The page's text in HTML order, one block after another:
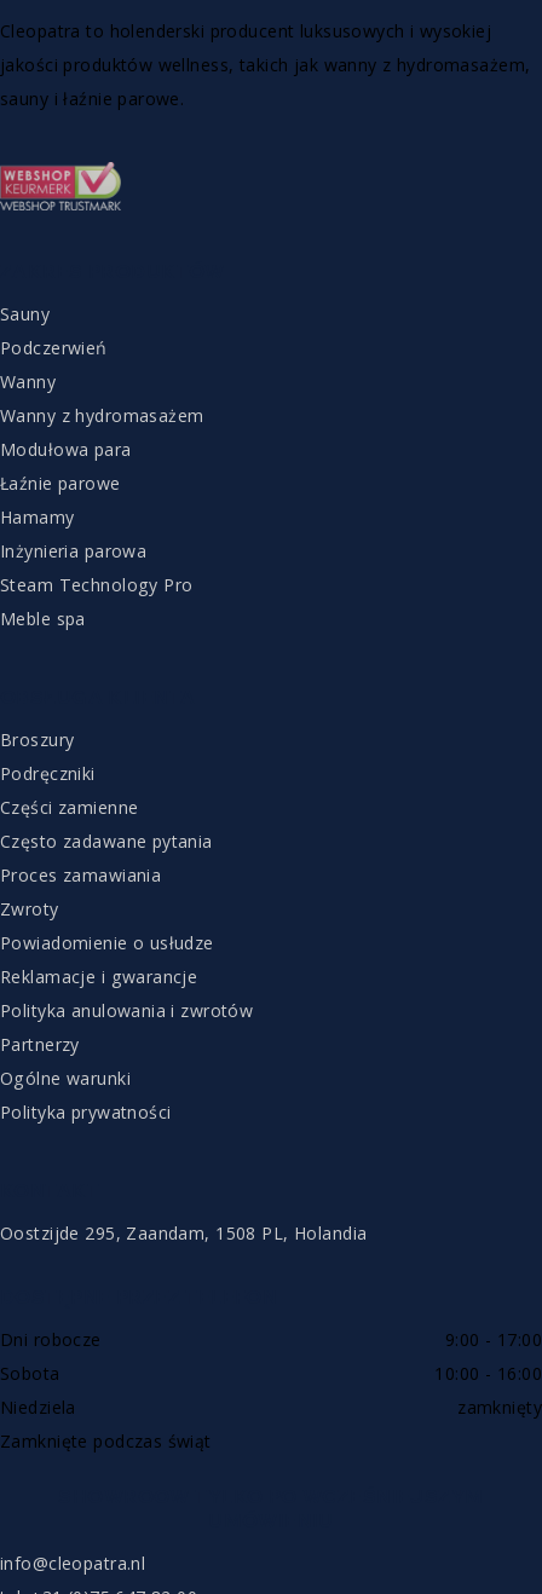
Cleopatra to holenderski producent luksusowych i wysokiej
jakości produktów wellness, takich jak wanny z hydromasażem,
sauny i łaźnie parowe.
Sauny
Podczerwień
Wanny
Wanny z hydromasażem
Modułowa para
Łaźnie parowe
Hamamy
Inżynieria parowa
Steam Technology Pro
Meble spa
Broszury
Podręczniki
Części zamienne
Często zadawane pytania
Proces zamawiania
Zwroty
Powiadomienie o usłudze
Reklamacje i gwarancje
Polityka anulowania i zwrotów
Partnerzy
Ogólne warunki
Polityka prywatności
Oostzijde 295, Zaandam, 1508 PL, Holandia
Dni robocze
9:00 - 17:00
Sobota
10:00 - 16:00
Niedziela
zamknięty
Zamknięte podczas świąt
info@cleopatra.nl